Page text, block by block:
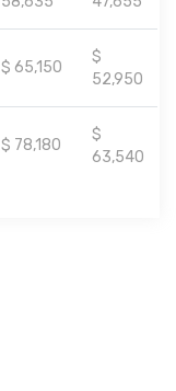
$ 65,150
$
52,950
$ 78,180
$
63,540